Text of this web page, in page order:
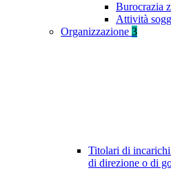
Burocrazia
Attività
Organizzazione 3
Titolari di
di direzione o di